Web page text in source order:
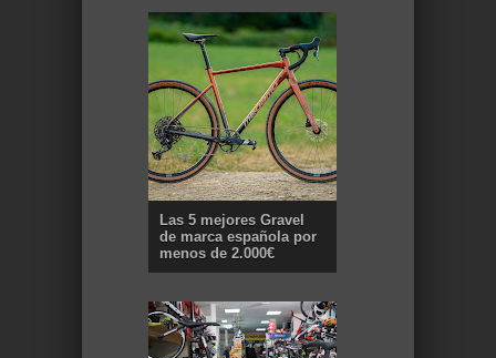
Las 5 mejores Gravel
de marca española por
menos de 2.000€